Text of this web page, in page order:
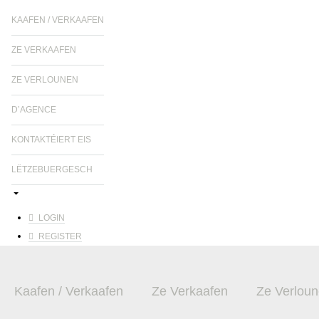
KAAFEN / VERKAAFEN
ZE VERKAAFEN
ZE VERLOUNEN
D’AGENCE
KONTAKTÉIERT EIS
LËTZEBUERGESCH
LOGIN
REGISTER
Kaafen / Verkaafen Ze Verkaafen Ze